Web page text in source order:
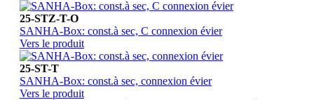
25-STZ-T-O
SANHA-Box: const.à sec, C connexion évier
Vers le produit
25-ST-T
SANHA-Box: const.à sec, connexion évier
Vers le produit